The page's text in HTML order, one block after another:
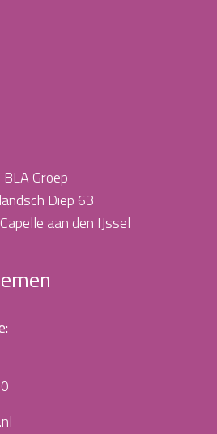
BLA Groep
Diep 63
aan den IJssel